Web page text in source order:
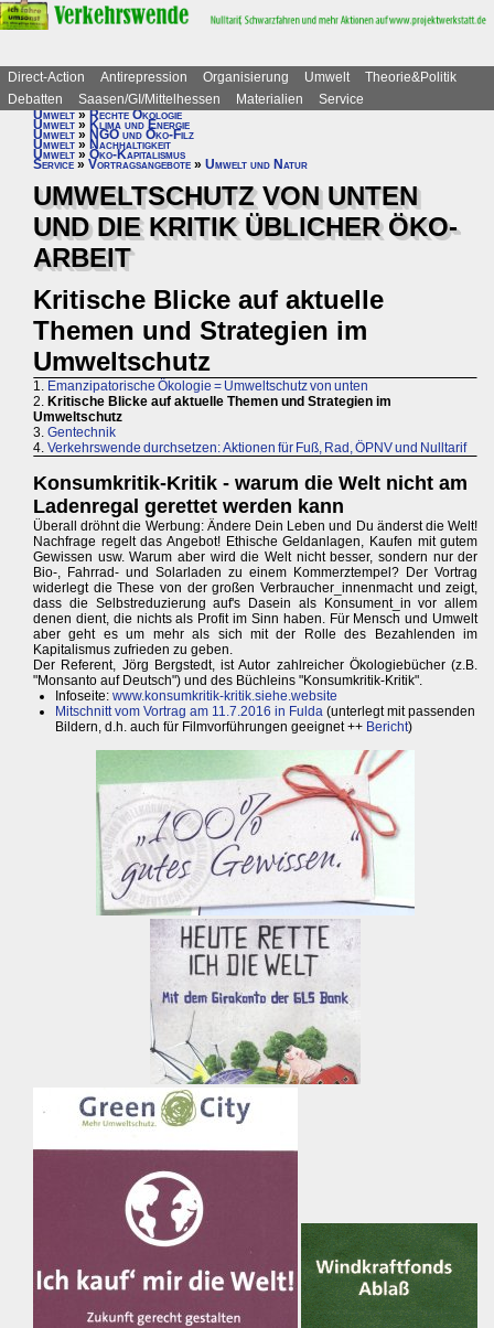
Direct-Action Antirepression Organisierung Umwelt
Theorie&Politik
Debatten
Saasen/GI/Mittelhessen Materialien
Service
Umwelt»Rechte Ökologie
Umwelt » Klima und Energie
Umwelt » NGO und Öko-Filz
Umwelt » Nachhaltigkeit
Umwelt » Öko-Kapitalismus
Service » Vortragsangebote » Umwelt und Natur
UMWELTSCHUTZ VON UNTEN
UND DIE KRITIK ÜBLICHER ÖKO-
ARBEIT
Kritische Blicke auf aktuelle
Themen und Strategien im
Umweltschutz
1. Emanzipatorische Ökologie = Umweltschutz von unten
2. Kritische Blicke auf aktuelle Themen und Strategien im
Umweltschutz
3. Gentechnik
4. Verkehrswende durchsetzen: Aktionen für Fuß, Rad, ÖPNV und Nulltarif
Konsumkritik-Kritik - warum die Welt nicht am
Ladenregal gerettet werden kann
Überall dröhnt die Werbung: Ändere Dein Leben und Du änderst die Welt!
Nachfrage regelt das Angebot! Ethische Geldanlagen, Kaufen mit gutem
Gewissen usw. Warum aber wird die Welt nicht besser, sondern nur der
Bio-, Fahrrad- und Solarladen zu einem Kommerztempel? Der Vortrag
widerlegt die These von der großen Verbraucher_innenmacht und zeigt,
dass die Selbstreduzierung auf's Dasein als Konsument_in vor allem
denen dient, die nichts als Profit im Sinn haben. Für Mensch und Umwelt
aber geht es um mehr als sich mit der Rolle des Bezahlenden im
Kapitalismus zufrieden zu geben.
Der Referent, Jörg Bergstedt, ist Autor zahlreicher Ökologiebücher (z.B.
"Monsanto auf Deutsch") und des Büchleins "Konsumkritik-Kritik".
Infoseite: www.konsumkritik-kritik.siehe.website
Mitschnitt vom Vortrag am 11.7.2016 in Fulda (unterlegt mit passenden
Bildern, d.h. auch für Filmvorführungen geeignet ++ Bericht)